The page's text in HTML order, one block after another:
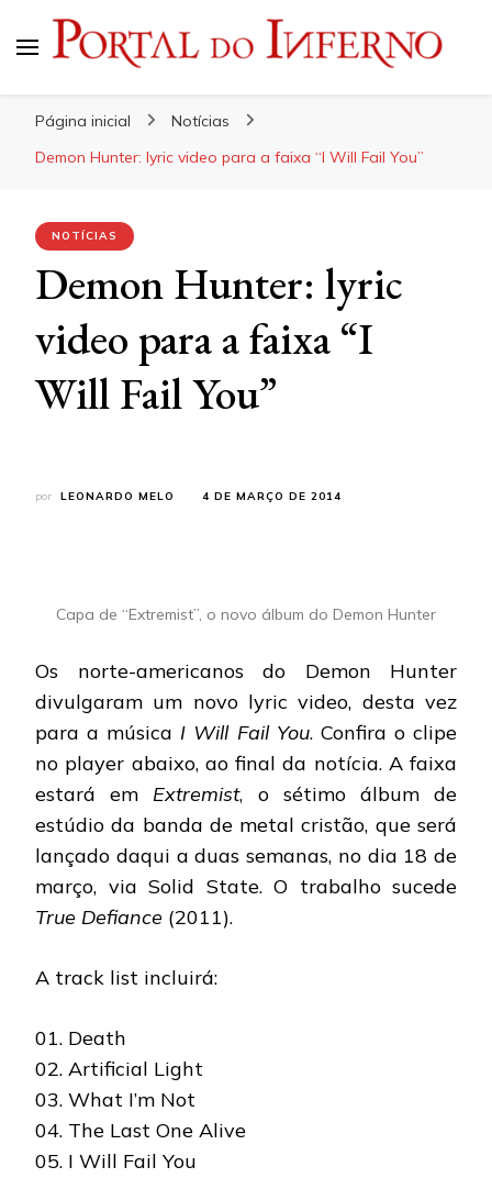
Página inicial
Notícias
Demon Hunter: lyric video para a faixa “I Will Fail You”
NOTÍCIAS
Demon Hunter: lyric
video para a faixa “I
Will Fail You”
por LEONARDO MELO 4 DE MARÇO DE 2014
Capa de “Extremist”, o novo álbum do Demon Hunter
Os norte-americanos do Demon Hunter
divulgaram um novo lyric video, desta vez
para a música I Will Fail You. Confira o clipe
no player abaixo, ao final da notícia. A faixa
estará em Extremist, o sétimo álbum de
estúdio da banda de metal cristão, que será
lançado daqui a duas semanas, no dia 18 de
março, via Solid State. O trabalho sucede
True Defiance (2011).
A track list incluirá:
01. Death
02. Artificial Light
03. What I’m Not
04. The Last One Alive
05. I Will Fail You